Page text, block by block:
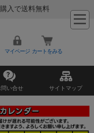
入で送料無料
マイページ カートをみる
問い合せ サイトマップ